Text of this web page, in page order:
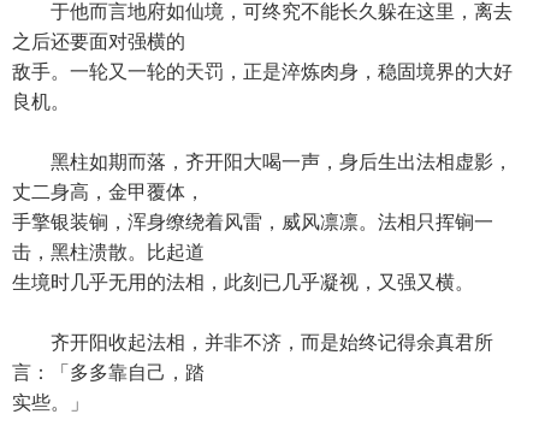
于他而言地府如仙境，可终究不能长久躲在这里，离去
之后还要面对强横的
敌手。一轮又一轮的天罚，正是淬炼肉身，稳固境界的大好
良机。
黑柱如期而落，齐开阳大喝一声，身后生出法相虚影，
丈二身高，金甲覆体，
手擎银装锏，浑身缭绕着风雷，威风凛凛。法相只挥锏一
击，黑柱溃散。比起道
生境时几乎无用的法相，此刻已几乎凝视，又强又横。
齐开阳收起法相，并非不济，而是始终记得余真君所
言：「多多靠自己，踏
实些。」